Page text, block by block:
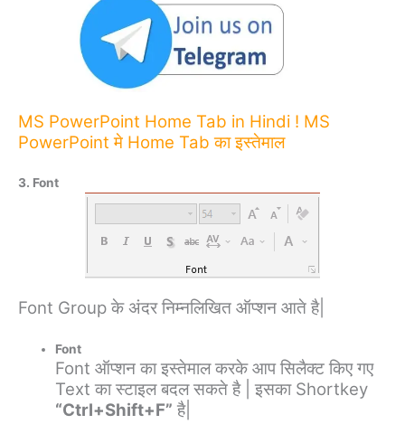
MS PowerPoint Home Tab in Hindi ! MS
PowerPoint मे Home Tab का इस्तेमाल
3. Font
Font Group के अंदर निम्नलिखित ऑप्शन आते है|
Font
Font ऑप्शन का इस्तेमाल करके आप सिलैक्ट किए गए
Text का स्टाइल बदल सकते है | इसका Shortkey
“Ctrl+Shift+F” है|